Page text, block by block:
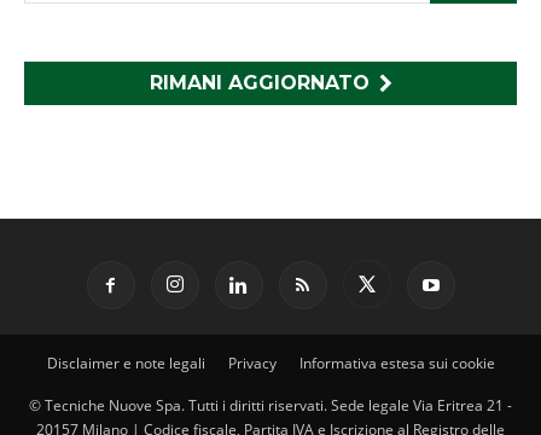
RIMANI AGGIORNATO
Disclaimer e note legali Privacy Informativa estesa sui cookie
© Tecniche Nuove Spa. Tutti i diritti riservati. Sede legale Via Eritrea 21 -
20157 Milano | Codice fiscale, Partita IVA e Iscrizione al Registro delle